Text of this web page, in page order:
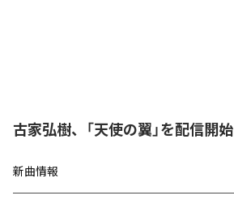
古家弘樹、「天使の翼」を配信開始
新曲情報